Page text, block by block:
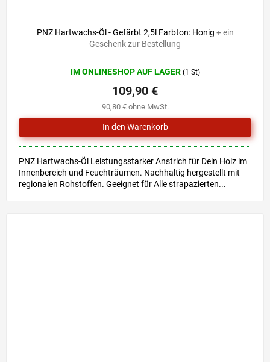
PNZ Hartwachs-Öl - Gefärbt 2,5l Farbton: Honig + ein
Geschenk zur Bestellung
IM ONLINESHOP AUF LAGER (1 St)
90,80 € ohne MwSt.
109,90 €
PNZ Hartwachs-Öl Leistungsstarker Anstrich für Dein Holz im
Innenbereich und Feuchträumen. Nachhaltig hergestellt mit
regionalen Rohstoffen. Geeignet für Alle strapazierten...